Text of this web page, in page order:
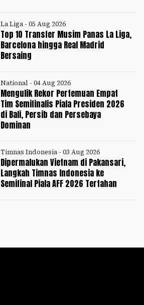
La Liga - 05 Aug 2026
Top 10 Transfer Musim Panas La Liga,
Barcelona hingga Real Madrid
Bersaing
National - 04 Aug 2026
Mengulik Rekor Pertemuan Empat
Tim Semifinalis Piala Presiden 2026
di Bali, Persib dan Persebaya
Dominan
Timnas Indonesia - 03 Aug 2026
Dipermalukan Vietnam di Pakansari,
Langkah Timnas Indonesia ke
Semifinal Piala AFF 2026 Tertahan